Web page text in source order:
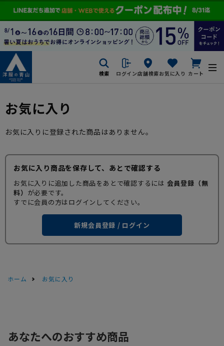
検索 ログイン店舗検索お気に入り カート
お気に入り
お気に入りに登録された商品はありません。
お気に入り商品を保存して、あとで確認する
お気に入りに追加した商品をあとで確認するには 会員登録（無
料） が必要です。
すでに会員の方はログインしてください。
新規会員登録 / ログイン
ホーム お気に入り